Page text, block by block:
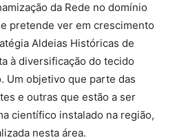
da Rede no domínio
pretende ver em crescimento
Aldeias Históricas de
à diversificação do tecido
Um objetivo que parte das
e outras que estão a ser
científico instalado na região,
nesta área.